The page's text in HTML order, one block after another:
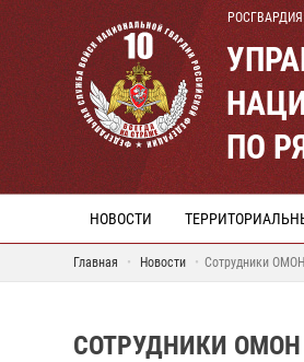
РОСГВАРДИЯ
ПО
НОВОСТИ
Главная Новости Сотрудники
СОТРУДНИКИ